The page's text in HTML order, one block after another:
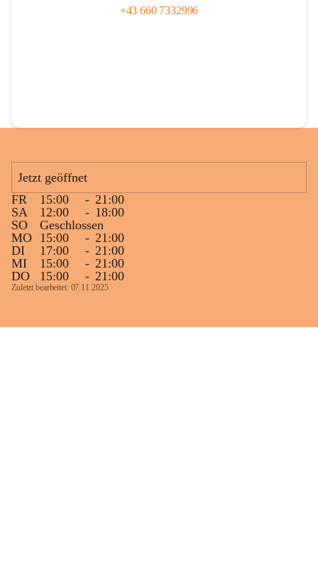
+43 660 7332996
Jetzt geöffnet
FR
15:00 - 21:00
SA
12:00 - 18:00
SO
Geschlossen
MO 15:00 - 21:00
DI
17:00 - 21:00
MI
15:00 - 21:00
DO
15:00 - 21:00
Zuletzt bearbeitet: 07.11.2025